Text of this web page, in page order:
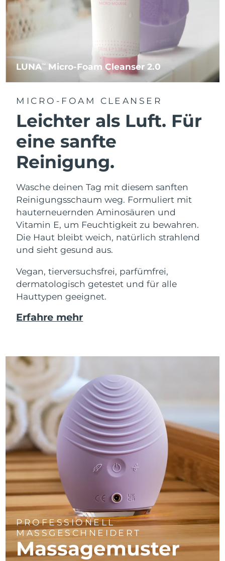
LUNATM Micro-Foam Cleanser 2.0
MICRO-FOAM CLEANSER
Leichter als Luft. Für
eine sanfte
Reinigung.
Wasche deinen Tag mit diesem sanften
Reinigungsschaum weg. Formuliert mit
hauterneuernden Aminosäuren und
Vitamin E, um Feuchtigkeit zu bewahren.
Die Haut bleibt weich, natürlich strahlend
und sieht gesund aus.
Vegan, tierversuchsfrei, parfümfrei,
dermatologisch getestet und für alle
Hauttypen geeignet.
Erfahre mehr
PROFESSIONELL
MASSGESCHNEIDERT
Massagemuster